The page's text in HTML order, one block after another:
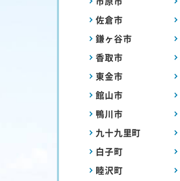
佐倉市
鎌ヶ谷市
香取市
東金市
館山市
鴨川市
九十九里町
白子町
睦沢町